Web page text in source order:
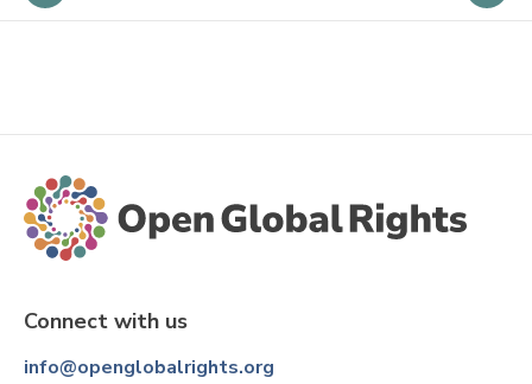
Connect with us
info@openglobalrights.org